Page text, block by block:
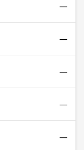
—
—
—
—
—